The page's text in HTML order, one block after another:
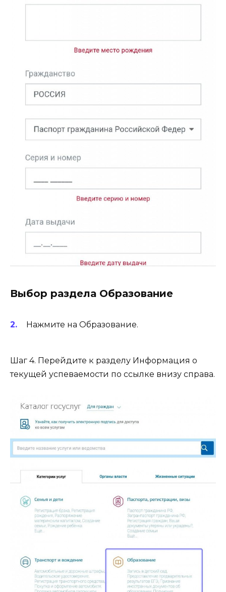
Выбор раздела Образование
Нажмите на Образование.
Шаг 4. Перейдите к разделу Информация о
текущей успеваемости по ссылке внизу справа.